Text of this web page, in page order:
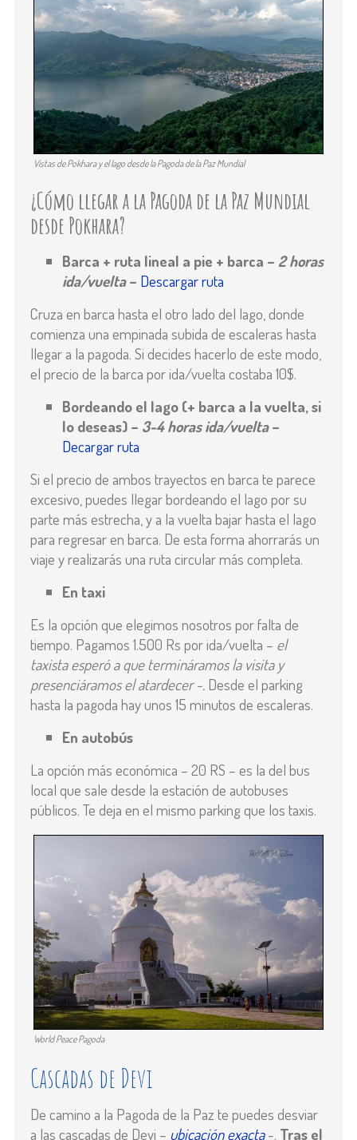
Vistas de Pokhara y el lago desde la Pagoda de la Paz Mundial
¿Cómo llegar a la Pagoda de la Paz Mundial
desde Pokhara?
Barca + ruta lineal a pie + barca – 2 horas
ida/vuelta– Descargar ruta
Cruza en barca hasta el otro lado del lago, donde
comienza una empinada subida de escaleras hasta
llegar a la pagoda. Si decides hacerlo de este modo,
el precio de la barca por ida/vuelta costaba 10$.
Bordeando el lago (+ barca a la vuelta, si
lo deseas) – 3-4 horas ida/vuelta–
Decargar ruta
Si el precio de ambos trayectos en barca te parece
excesivo, puedes llegar bordeando el lago por su
parte más estrecha, y a la vuelta bajar hasta el lago
para regresar en barca. De esta forma ahorrarás un
viaje y realizarás una ruta circular más completa.
En taxi
Es la opción que elegimos nosotros por falta de
tiempo. Pagamos 1.500 Rs por ida/vuelta – el
taxista esperó a que termináramos la visita y
presenciáramos el atardecer -. Desde el parking
hasta la pagoda hay unos 15 minutos de escaleras.
En autobús
La opción más económica – 20 RS – es la del bus
local que sale desde la estación de autobuses
públicos. Te deja en el mismo parking que los taxis.
World Peace Pagoda
Cascadas de Devi
De camino a la Pagoda de la Paz te puedes desviar
a las cascadas de Devi – ubicación exacta-. Tras el